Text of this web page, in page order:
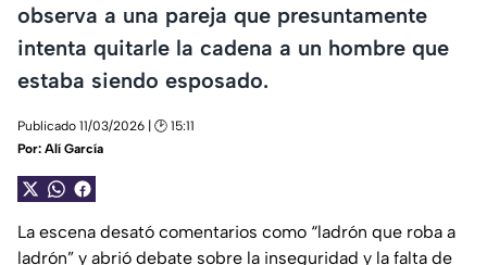
observa a una pareja que presuntamente
intenta quitarle la cadena a un hombre que
estaba siendo esposado.
Publicado 11/03/2026 | 🕑 15:11
Por: Alí García
La escena desató comentarios como “ladrón que roba a
ladrón” y abrió debate sobre la inseguridad y la falta de